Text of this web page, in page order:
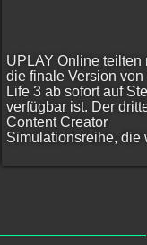
UPLAY Online teilten
die finale Version von
Life 3 ab sofort auf
verfügbar ist. Der
Content Creator
Simulationsreihe, die